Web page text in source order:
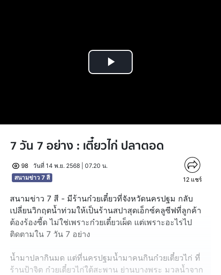
Play
7 วัน 7 อย่าง : เตี๋ยวไก่ ปลาตอด
98
วันที่ 14 พ.ย. 2568 | 07.20 น.
สนามข่าว 7 สี
12 แชร์
สนามข่าว 7 สี - มีร้านก๋วยเตี๋ยวที่จังหวัดนครปฐม กลับ
เปลี่ยนวิกฤตน้ำท่วมให้เป็นร้านสปาสุดเอ็กซ์คลูซีฟที่ลูกค้า
ต้องร้องซี้ด ไม่ใช่เพราะก๋วยเตี๋ยวเผ็ด แต่เพราะอะไรไป
ติดตามใน 7 วัน 7 อย่าง
น้ำมาปลากินมด แต่ที่นครปฐมน้ำมาคนกินก๋วยเตี๋ยวไก่ ที่
ร้านป้าจิต ก๋วยเตี๋ยวไก่ใต้สะพาน ย่านบางพระ มวลน้ำจาก